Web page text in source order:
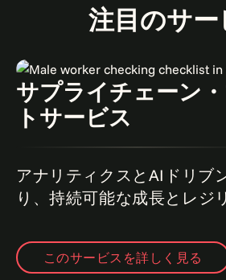
注目のサー
サプライチェーン
トサービス
アナリティクスとAIドリブ
り、持続可能な成長とレジ
このサービスを詳しく見る